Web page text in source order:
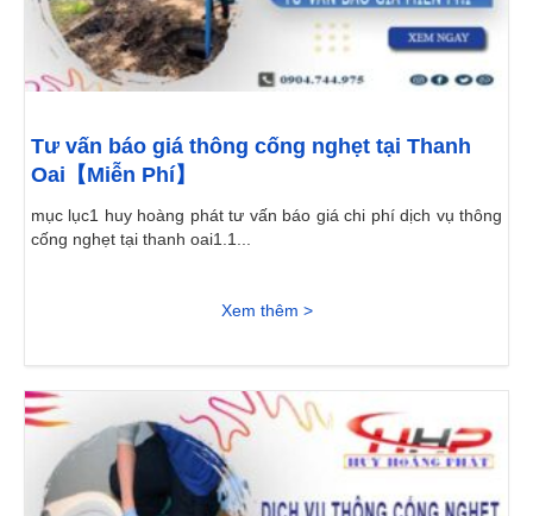
Tư vấn báo giá thông cống nghẹt tại Thanh
Oai【Miễn Phí】
mục lục1 huy hoàng phát tư vấn báo giá chi phí dịch vụ thông
cống nghẹt tại thanh oai1.1...
Xem thêm >